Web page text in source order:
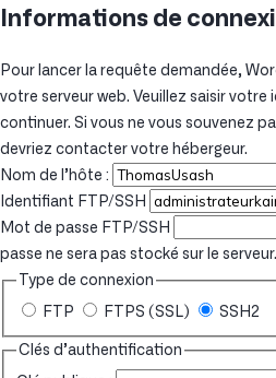
Informations de
Pour lancer la requête demandée,
votre serveur web. Veuillez saisir
continuer. Si vous ne vous souvenez
devriez contacter votre hébergeur.
Nom de l’hôte :
Identifiant FTP/SSH
Mot de passe FTP/SSH
passe ne sera pas stocké sur le serveur.
Type de connexion
FTP FTPS (SSL) SSH2
Clés d’authentification